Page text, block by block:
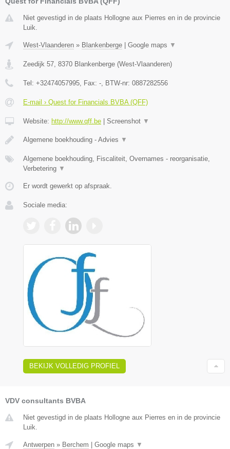
Niet gevestigd in de plaats Hollogne aux Pierres en in de provincie
Luik.
West-Vlaanderen » Blankenberge Google maps ▼
Zeedijk 57, 8370 Blankenberge (West-Vlaanderen)
Tel: +32474057995, Fax: -, BTW-nr: 0887282556
E-mail › Quest for Financials BVBA (QFF)
Website: http://www.qff.be Screenshot ▼
Algemene boekhouding - Advies ▼
Algemene boekhouding, Fiscaliteit, Overnames - reorganisatie,
Verbetering ▼
Er wordt gewerkt op afspraak.
Sociale media:
BEKIJK VOLLEDIG PROFIEL
VDV consultants BVBA
Niet gevestigd in de plaats Hollogne aux Pierres en in de provincie
Luik.
Antwerpen » Berchem Google maps ▼